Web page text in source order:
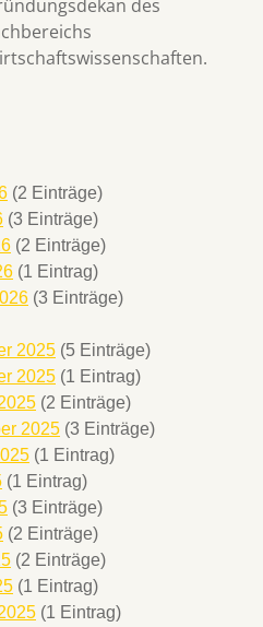
des
(2 Einträge)
(3 Einträge)
(2 Einträge)
(1 Eintrag)
(3 Einträge)
2025 (5 Einträge)
2025 (1 Eintrag)
(2 Einträge)
2025 (3 Einträge)
(1 Eintrag)
(1 Eintrag)
(3 Einträge)
(2 Einträge)
(2 Einträge)
(1 Eintrag)
(1 Eintrag)